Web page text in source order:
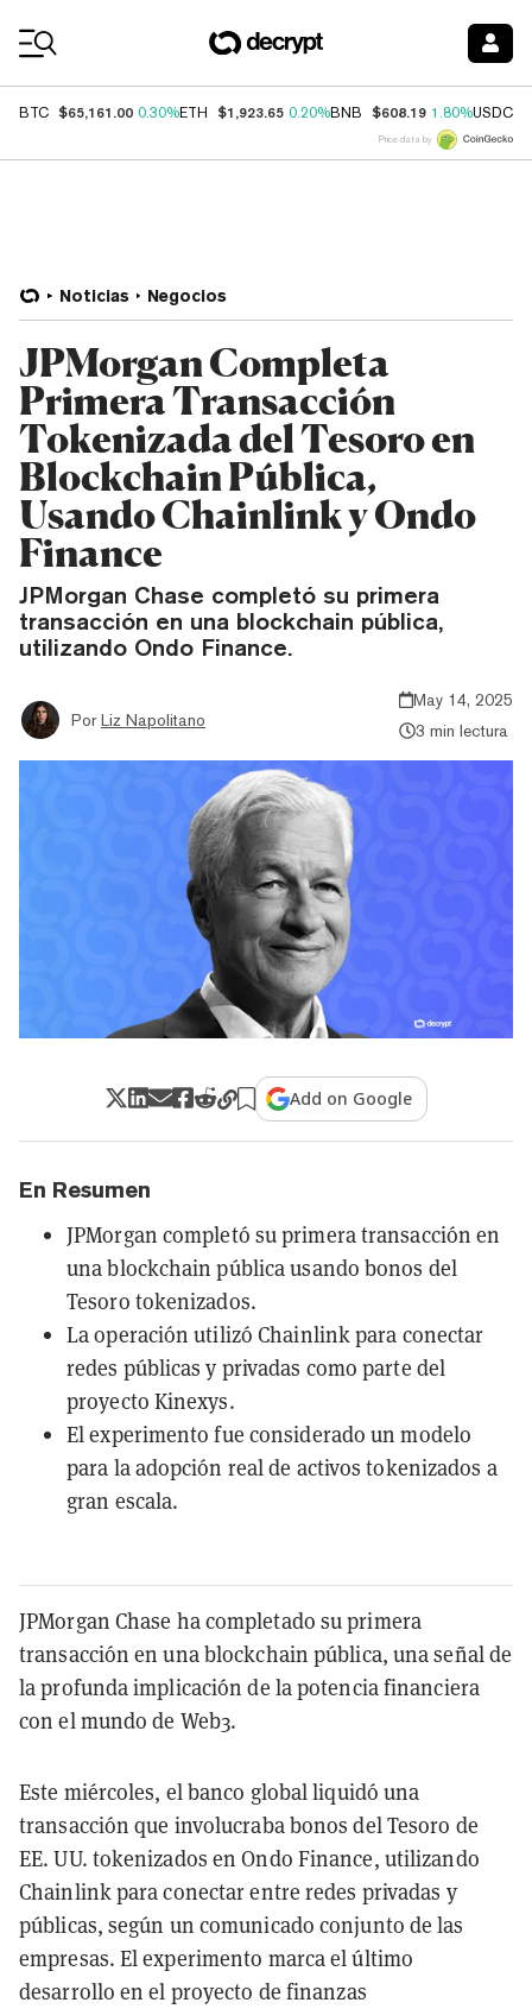
BTC $65,161.00 0.30%ETH $1,923.65 0.20%BNB $608.19 1.80%USDC
Price data by
Noticias Negocios
JPMorgan Completa
Primera Transacción
Tokenizada del Tesoro en
Blockchain Pública,
Usando Chainlink y Ondo
Finance
JPMorgan Chase completó su primera
transacción en una blockchain pública,
utilizando Ondo Finance.
Por Liz Napolitano
May 14, 2025
3 min lectura
Add on Google
En Resumen
JPMorgan completó su primera transacción en
una blockchain pública usando bonos del
Tesoro tokenizados.
La operación utilizó Chainlink para conectar
redes públicas y privadas como parte del
proyecto Kinexys.
El experimento fue considerado un modelo
para la adopción real de activos tokenizados a
gran escala.
JPMorgan Chase ha completado su primera
transacción en una blockchain pública, una señal de
la profunda implicación de la potencia financiera
con el mundo de Web3.
Este miércoles, el banco global liquidó una
transacción que involucraba bonos del Tesoro de
EE. UU. tokenizados en Ondo Finance, utilizando
Chainlink para conectar entre redes privadas y
públicas, según un comunicado conjunto de las
empresas. El experimento marca el último
desarrollo en el proyecto de finanzas